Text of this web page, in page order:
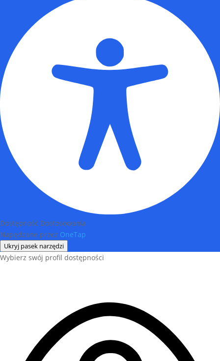
Dostępność Dostosowania
Napędzane przez OneTap
Ukryj pasek narzędzi
Wybierz swój profil dostępności